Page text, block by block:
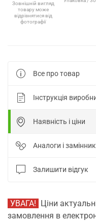
Зовнішній вигляд
товару може
відрізнятися від
фотографії
Все про товар
Інструкція
Наявність і ціни
Аналоги і
Залишити відгук
УВАГА! Ціни
замовлення в